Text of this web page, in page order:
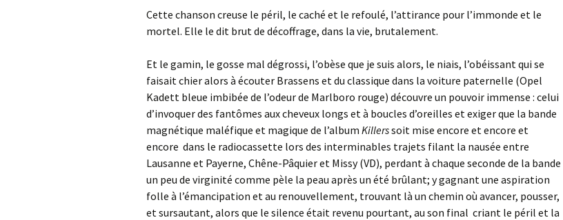
Cette chanson creuse le péril, le caché et le refoulé, l’attirance pour l’immonde et le
mortel. Elle le dit brut de décoffrage, dans la vie, brutalement.
Et le gamin, le gosse mal dégrossi, l’obèse que je suis alors, le niais, l’obéissant qui se
faisait chier alors à écouter Brassens et du classique dans la voiture paternelle (Opel
Kadett bleue imbibée de l’odeur de Marlboro rouge) découvre un pouvoir immense : celui
d’invoquer des fantômes aux cheveux longs et à boucles d’oreilles et exiger que la bande
magnétique maléfique et magique de l’album Killerssoit mise encore et encore et
encore dans le radiocassette lors des interminables trajets filant la nausée entre
Lausanne et Payerne, Chêne-Pâquier et Missy (VD), perdant à chaque seconde de la bande
un peu de virginité comme pèle la peau après un été brûlant; y gagnant une aspiration
folle à l’émancipation et au renouvellement, trouvant là un chemin où avancer, pousser,
et sursautant, alors que le silence était revenu pourtant, au son final criant le péril et la